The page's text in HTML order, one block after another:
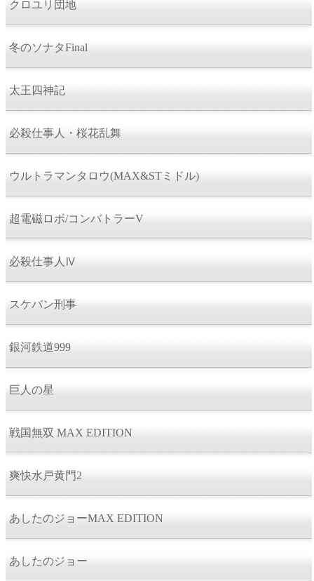
クロユリ団地
冬のソナタFinal
太王四神記
必殺仕事人・桜花乱舞
ウルトラマンタロウ(MAX&STミドル)
超電磁ロボ/コンバトラーV
必殺仕事人Ⅳ
スケバン刑事
銀河鉄道999
巨人の星
戦国無双 MAX EDITION
爽快水戸黄門2
あしたのジョーMAX EDITION
あしたのジョー